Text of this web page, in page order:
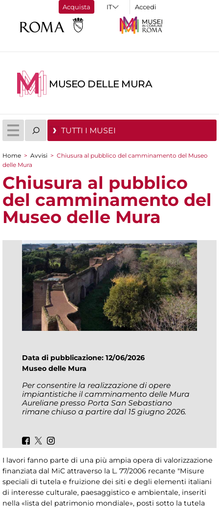
Acquista Accedi
MUSEO DELLE MURA
TUTTI I MUSEI
Tu sei qui
Home > Avvisi > Chiusura al pubblico del camminamento del Museo
delle Mura
Chiusura al pubblico
del camminamento del
Museo delle Mura
Data di pubblicazione: 12/06/2026
Museo delle Mura
Per consentire la realizzazione di opere
impiantistiche il camminamento delle Mura
Aureliane presso Porta San Sebastiano
rimane chiuso a partire dal 15 giugno 2026.
I lavori fanno parte di una più ampia opera di valorizzazione
finanziata dal MiC attraverso la L. 77/2006 recante "Misure
speciali di tutela e fruizione dei siti e degli elementi italiani
di interesse culturale, paesaggistico e ambientale, inseriti
nella «lista del patrimonio mondiale», posti sotto la tutela